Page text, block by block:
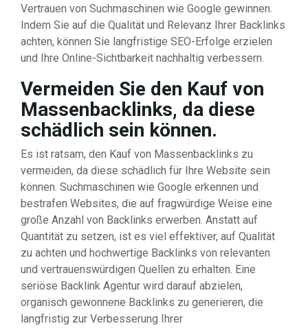
Vertrauen von Suchmaschinen wie Google gewinnen.
Indem Sie auf die Qualität und Relevanz Ihrer Backlinks
achten, können Sie langfristige SEO-Erfolge erzielen
und Ihre Online-Sichtbarkeit nachhaltig verbessern.
Vermeiden Sie den Kauf von
Massenbacklinks, da diese
schädlich sein können.
Es ist ratsam, den Kauf von Massenbacklinks zu
vermeiden, da diese schädlich für Ihre Website sein
können. Suchmaschinen wie Google erkennen und
bestrafen Websites, die auf fragwürdige Weise eine
große Anzahl von Backlinks erwerben. Anstatt auf
Quantität zu setzen, ist es viel effektiver, auf Qualität
zu achten und hochwertige Backlinks von relevanten
und vertrauenswürdigen Quellen zu erhalten. Eine
seriöse Backlink Agentur wird darauf abzielen,
organisch gewonnene Backlinks zu generieren, die
langfristig zur Verbesserung Ihrer